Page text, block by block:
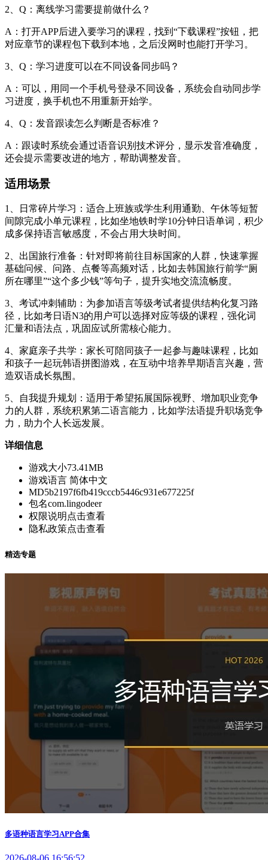
2、Q：离线学习需要提前做什么？
A：打开APP后进入要学习的课程，找到“下载课程”按钮，把
对应章节的课程包下载到本地，之后没网时也能打开学习。
3、Q：学习进度可以在不同设备同步吗？
A：可以，用同一个手机号登录不同设备，系统会自动同步学
习进度，换手机也不用重新开始学。
4、Q：发音跟读怎么判断是否标准？
A：跟读时系统会通过语音识别技术评分，显示发音准确度，
还会提示需要改进的地方，帮助调整发音。
适用场景
1、日常碎片学习：适合上班族或学生利用通勤、午休等短暂
间隙完成小单元课程，比如坐地铁时学10分钟日语单词，积少
成多保持语言敏感度，不会占用大块时间。
2、出国旅行准备：针对即将前往目标国家的人群，快速掌握
基础问候、问路、点餐等高频对话，比如去韩国旅行前学“厕
所在哪里”“这个多少钱”等句子，提升实地交流流畅度。
3、考试冲刺辅助：为参加语言等级考试者提供结构化复习路
径，比如考日语N3的用户可以选择对应等级的课程，强化词
汇量和语法点，巩固应试所需核心能力。
4、家庭亲子共学：家长可陪同孩子一起参与趣味课程，比如
和孩子一起玩韩语拼图游戏，在互动中培养早期语言兴趣，营
造双语成长氛围。
5、自我提升规划：适用于希望拓展国际视野、增加职业竞争
力的人群，系统积累第二语言能力，比如学法语提升职场竞争
力，助力个人长远发展。
详细信息
游戏大小73.41MB
游戏语言 简体中文
MD5b2197f6fb419cccb5446c931e677225f
包名com.lingodeer
权限说明 点击查看
隐私政策点击查看
精选专题
多语种语言学习APP合集